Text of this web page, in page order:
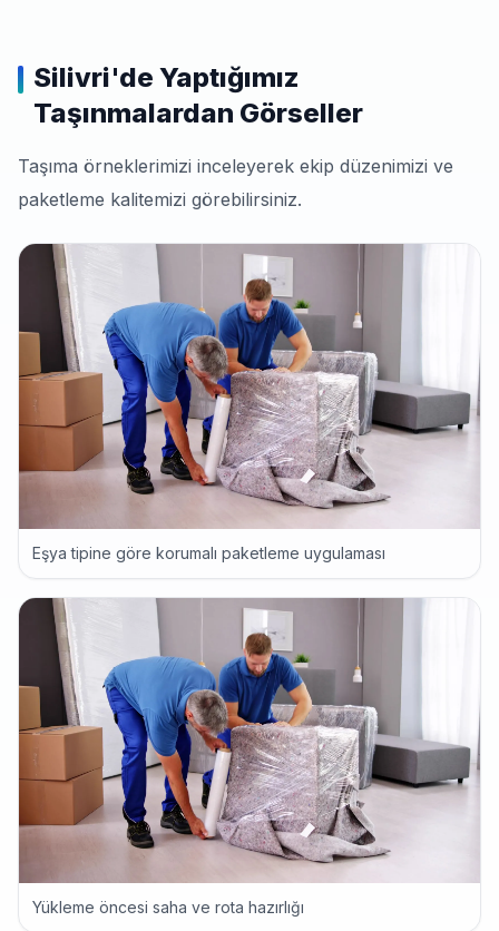
Silivri'de Yaptığımız
Taşınmalardan Görseller
Taşıma örneklerimizi inceleyerek ekip düzenimizi ve
paketleme kalitemizi görebilirsiniz.
Eşya tipine göre korumalı paketleme uygulaması
Yükleme öncesi saha ve rota hazırlığı